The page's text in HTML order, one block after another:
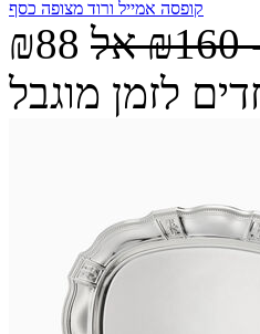
קופסה אמייל ורוד מצופה כסף
₪88 ₪160 אל
לזמן מוגבל